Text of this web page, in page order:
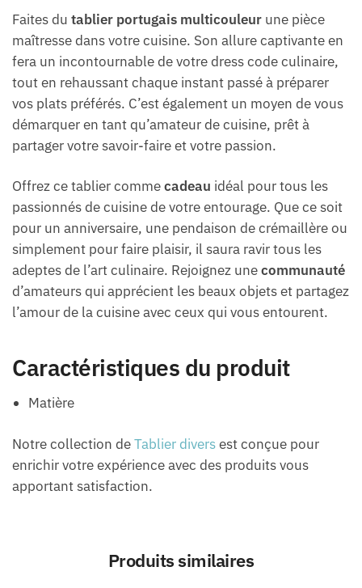
Faites du tablier portugais multicouleur une pièce
maîtresse dans votre cuisine. Son allure captivante en
fera un incontournable de votre dress code culinaire,
tout en rehaussant chaque instant passé à préparer
vos plats préférés. C’est également un moyen de vous
démarquer en tant qu’amateur de cuisine, prêt à
partager votre savoir-faire et votre passion.
Offrez ce tablier commecadeau idéal pour tous les
passionnés de cuisine de votre entourage. Que ce soit
pour un anniversaire, une pendaison de crémaillère ou
simplement pour faire plaisir, il saura ravir tous les
adeptes de l’art culinaire. Rejoignez unecommunauté
d’amateurs qui apprécient les beaux objets et partagez
l’amour de la cuisine avec ceux qui vous entourent.
Caractéristiques du produit
Matière
Notre collection deTablier diversest conçue pour
enrichir votre expérience avec des produits vous
apportant satisfaction.
Produits similaires